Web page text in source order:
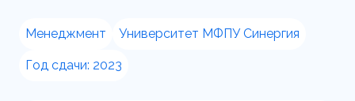
Менеджмент Университет МФПУ Синергия
Год сдачи: 2023